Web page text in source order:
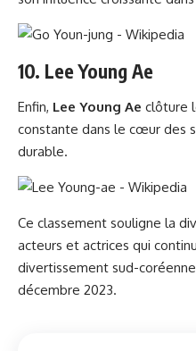
10. Lee Young Ae
Enfin, Lee Young Ae clôture
constante dans le cœur des
durable.
Ce classement souligne la
acteurs et actrices qui
divertissement sud-
décembre 2023.